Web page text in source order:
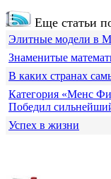
Еще статьи
Элитные модели в
Знаменитые
В каких странах
Категория «Менс
Победил
Успех в жизни